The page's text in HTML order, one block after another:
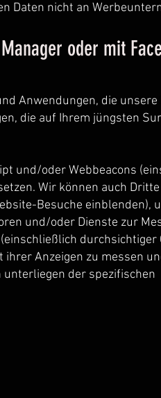
Daten nicht an
oder mit
Anwendungen, die unsere
die auf Ihrem jüngsten
und/oder Webbeacons
Wir können auch
Besuche einblenden),
und/oder Dienste zur
durchsichtiger
Anzeigen zu messen
unterliegen der spezifischen